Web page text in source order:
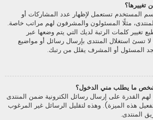
تغييرها؟
المستخدم تستعمل لإظهار عدد المشاركات أو
مثلًا المسئولون والمشرفون لهم مراتب خاصة.
تغيير كلمات الرتبة لديك التي يتم وضعها عبر
تسئ استغلال المنتدى بإرسال رسائل أو مواضيع
تجد المسئول أو المشرف يقلل من رتبك.
ما يطلب مني الدخول؟
القدرة على إرسال رسائل الكترونية ضمن المنتدى
هذه الميزة). وهذه لتقليل الرسائل غير المرغوب
المنتدى.